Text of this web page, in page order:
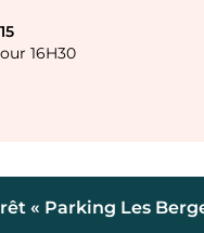
16H30
« Parking Les